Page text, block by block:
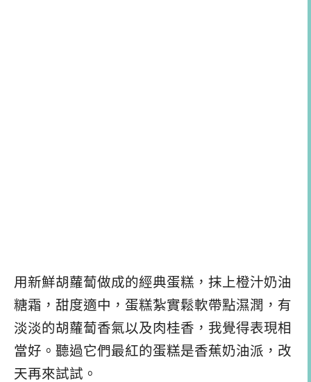
用新鮮胡蘿蔔做成的經典蛋糕，抹上橙汁奶油
糖霜，甜度適中，蛋糕紮實鬆軟帶點濕潤，有
淡淡的胡蘿蔔香氣以及肉桂香，我覺得表現相
當好。聽過它們最紅的蛋糕是香蕉奶油派，改
天再來試試。